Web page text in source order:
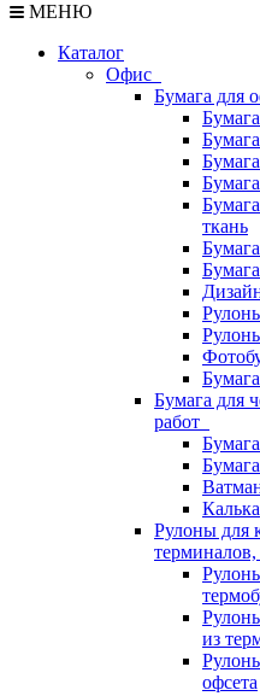
МЕНЮ
Каталог
Офис
Бумага для
ткань
Бумага для
работ
Калька
Рулоны для
терминалов,
из
офсета